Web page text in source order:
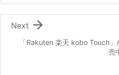
「Rakuten 楽天 kobo Touch
売

Next